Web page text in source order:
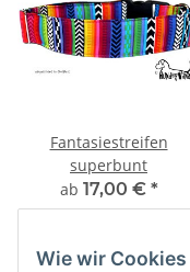
Fantasiestreifen
superbunt
ab 17,00 € *
Wie wir